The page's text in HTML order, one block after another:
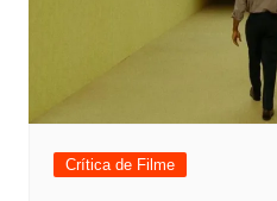
Crítica de Filme